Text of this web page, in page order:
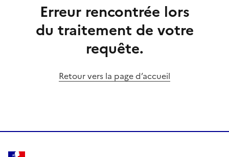
Erreur rencontrée lors
du traitement de votre
requête.
Retour vers la page d’accueil